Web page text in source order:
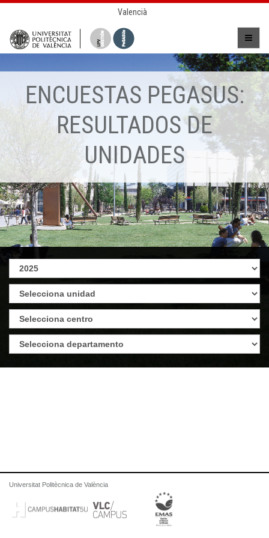
Valencià
ENCUESTAS PEGASUS:
RESULTADOS DE
UNIDADES
Universitat Politècnica de València